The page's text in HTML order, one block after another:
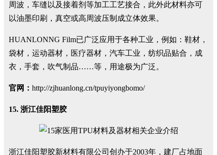
周波，车缝以及接着剂等加工工艺接合，此外此材料亦可
以油墨印刷，真空或高周波压制成立体效果。
HUANLONNG Film已广泛应用于各种工业，例如：鞋材，
袋材，运动器材，医疗器材，汽车工业，纺织品贴合，成
衣，手套，吹气制品……等，用途极为广泛。
官网： http://zjhuanlong.cn/tpuyiyongbomo/
15. 浙江佳阳塑胶
浙江佳阳塑胶新材料有限公司创办于2003年，建厂占地面